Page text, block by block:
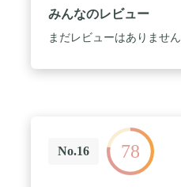
みんなのレビュー
まだレビューはありません
No.16 78